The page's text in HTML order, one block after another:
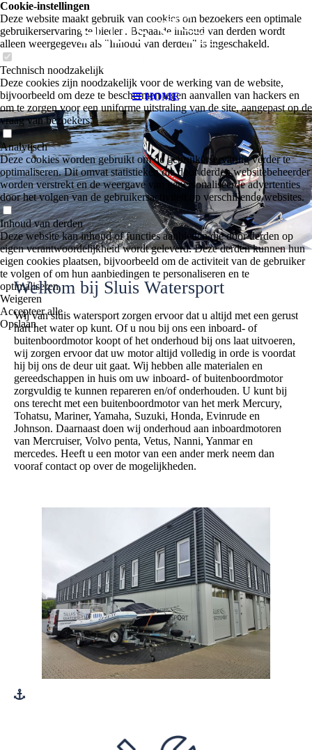
HOME
Welkom bij Sluis Watersport
Wij van sluis watersport zorgen ervoor dat u altijd met een gerust
hart het water op kunt. Of u nou bij ons een inboard- of
buitenboordmotor koopt of het onderhoud bij ons laat uitvoeren,
wij zorgen ervoor dat uw motor altijd volledig in orde is voordat
hij bij ons de deur uit gaat. Wij hebben alle materialen en
gereedschappen in huis om uw inboard- of buitenboordmotor
zorgvuldig te kunnen repareren en/of onderhouden. U kunt bij
ons terecht met een buitenboordmotor van het merk Mercury,
Tohatsu, Mariner, Yamaha, Suzuki, Honda, Evinrude en
Johnson. Daarnaast doen wij onderhoud aan inboardmotoren
van Mercruiser, Volvo penta, Vetus, Nanni, Yanmar en
mercedes. Heeft u een motor van een ander merk neem dan
vooraf contact op over de mogelijkheden.
Cookie-instellingen
Deze website maakt gebruik van cookies om bezoekers een optimale
gebruikerservaring te bieden. Bepaalde inhoud van derden wordt
alleen weergegeven als "Inhoud van derden" is ingeschakeld.
Technisch noodzakelijk
Deze cookies zijn noodzakelijk voor de werking van de website,
bijvoorbeeld om deze te beschermen tegen aanvallen van hackers en
om te zorgen voor een uniforme uitstraling van de site, aangepast op de
vraag van bezoekers.
Analytisch
Deze cookies worden gebruikt om de gebruikerservaring verder te
optimaliseren. Dit omvat statistieken die door derden websitebeheerder
worden verstrekt en de weergave van gepersonaliseerde advertenties
door het volgen van de gebruikersactiviteit op verschillende websites.
Inhoud van derden
Deze website kan inhoud of functies aanbieden die door derden op
eigen verantwoordelijkheid wordt geleverd. Deze derden kunnen hun
eigen cookies plaatsen, bijvoorbeeld om de activiteit van de gebruiker
te volgen of om hun aanbiedingen te personaliseren en te
optimaliseren.
Weigeren
Accepteer alle
Opslaan